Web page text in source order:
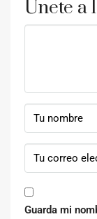
Únete a
Guarda mi